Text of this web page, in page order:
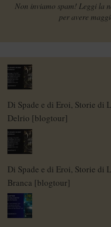
Non inviamo spam! Leggi la
per avere
Di Spade e di Eroi, Storie di
Delrio [blogtour]
Di Spade e di Eroi, Storie di
Branca [blogtour]